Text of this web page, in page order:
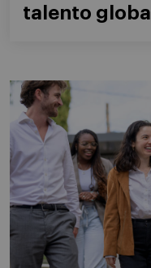
talento global